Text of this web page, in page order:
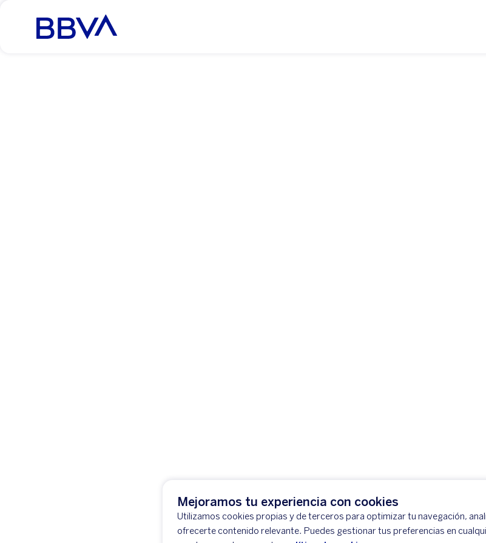
Mejoramos tu experiencia con cookies
Utilizamos cookies propias y de terceros para optimizar tu navegación,
ofrecerte contenido relevante. Puedes gestionar tus preferencias en